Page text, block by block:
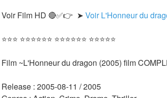
Voir Film HD 🔴✅👉  ➤ Voir L'Honneur du
⭐⭐⭐ ⭐⭐⭐⭐⭐⭐ ⭐⭐⭐⭐⭐⭐ ⭐⭐⭐⭐⭐
Film ~L'Honneur du dragon (2005) film
Release : 2005-08-11 / 2005